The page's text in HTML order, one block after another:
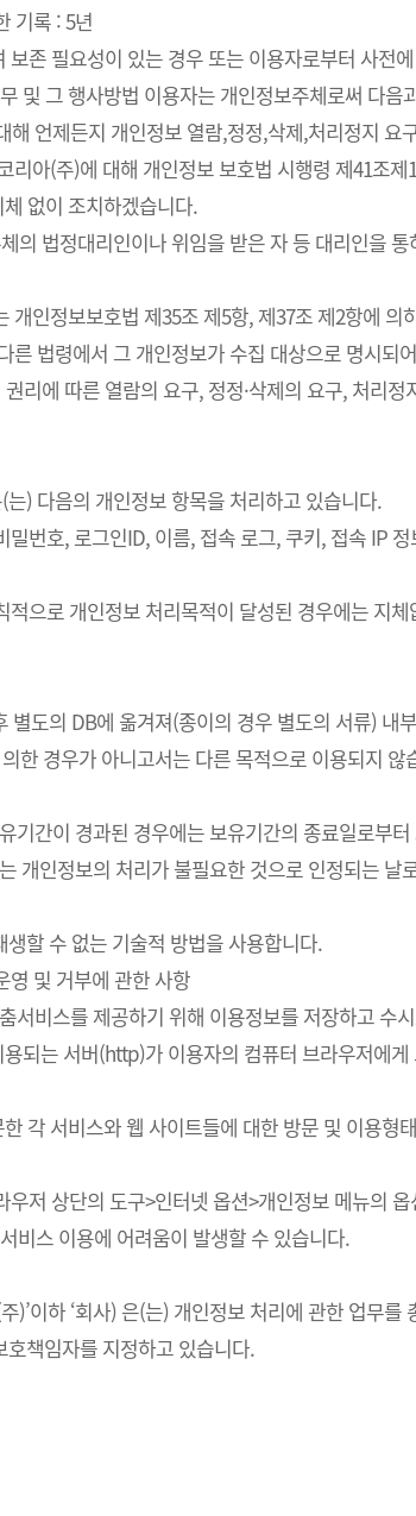
기록 : 5년
존 필요성이 있는 경우 또는 이용자로부터 사전
및 그 행사방법 이용자는 개인정보주체로써 다음
언제든지 개인정보 열람,정정,삭제,처리정지 요
아(주)에 대해 개인정보 보호법 시행령 제41조
없이 조치하겠습니다.
법정대리인이나 위임을 받은 자 등 대리인을
인정보보호법 제35조 제5항, 제37조 제2항에 의
법령에서 그 개인정보가 수집 대상으로 명시되
리에 따른 열람의 요구, 정정·삭제의 요구, 처리
) 다음의 개인정보 항목을 처리하고 있습니다.
번호, 로그인ID, 이름, 접속 로그, 쿠키, 접속 IP
으로 개인정보 처리목적이 달성된 경우에는 지
별도의 DB에 옮겨져(종이의 경우 별도의 서류)
한 경우가 아니고서는 다른 목적으로 이용되지 않
기간이 경과된 경우에는 보유기간의 종료일로부
개인정보의 처리가 불필요한 것으로 인정되는 날
할 수 없는 기술적 방법을 사용합니다.
영 및 거부에 관한 사항
비스를 제공하기 위해 이용정보를 저장하고 수
되는 서버(http)가 이용자의 컴퓨터 브라우저에
각 서비스와 웹 사이트들에 대한 방문 및 이용
우저 상단의 도구>인터넷 옵션>개인정보 메뉴의
비스 이용에 어려움이 발생할 수 있습니다.
)’이하 ‘회사) 은(는) 개인정보 처리에 관한 업무
책임자를 지정하고 있습니다.